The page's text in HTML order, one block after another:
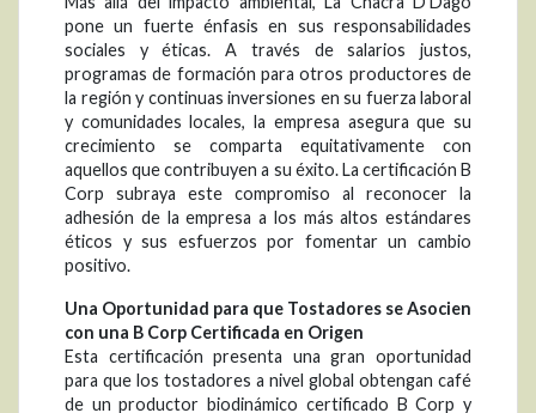
pone un fuerte énfasis en sus responsabilidades
sociales y éticas. A través de salarios justos,
programas de formación para otros productores de
la región y continuas inversiones en su fuerza laboral
y comunidades locales, la empresa asegura que su
crecimiento se comparta equitativamente con
aquellos que contribuyen a su éxito. La certificación B
Corp subraya este compromiso al reconocer la
adhesión de la empresa a los más altos estándares
éticos y sus esfuerzos por fomentar un cambio
positivo.
Una Oportunidad para que Tostadores se Asocien
con una B Corp Certificada en Origen
Esta certificación presenta una gran oportunidad
para que los tostadores a nivel global obtengan café
de un productor biodinámico certificado B Corp y